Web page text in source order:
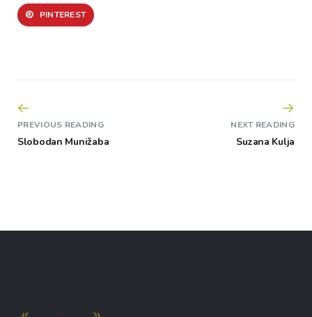
PINTEREST
PREVIOUS READING
Slobodan Munižaba
NEXT READING
Suzana Kulja